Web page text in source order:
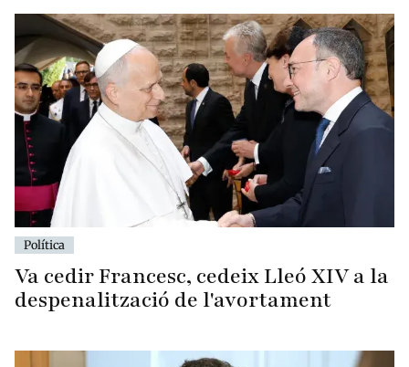
Política
Va cedir Francesc, cedeix Lleó XIV a la
despenalització de l'avortament